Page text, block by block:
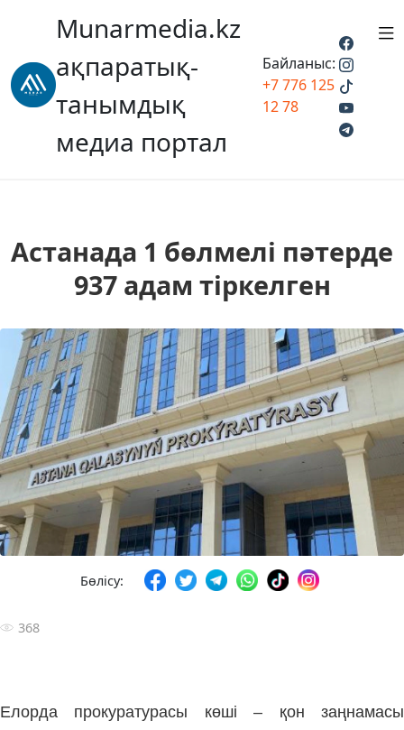
Munarmedia.kz
ақпаратық-
танымдық
медиа портал
Байланыс:
+7 776 125
12 78
Астанада 1 бөлмелі пәтерде
937 адам тіркелген
Бөлісу:
368
Елорда прокуратурасы көші – қон заңнамасы